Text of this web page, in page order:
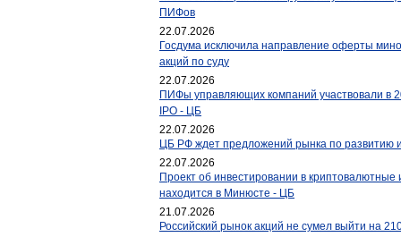
ПИФов
22.07.2026
Госдума исключила направление оферты
акций по суду
22.07.2026
ПИФы управляющих компаний участвовали в
IPO - ЦБ
22.07.2026
ЦБ РФ ждет предложений рынка по
22.07.2026
Проект об инвестировании в
находится в Минюсте - ЦБ
21.07.2026
Российский рынок акций не сумел выйти на